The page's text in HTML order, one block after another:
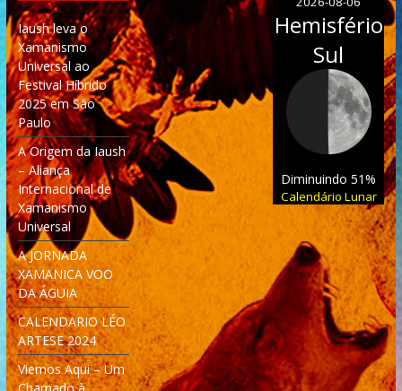
Iaush leva o
Xamanismo
Universal ao
Festival Híbrido
2025 em São
Paulo
A Origem da Iaush
– Aliança
Internacional de
Xamanismo
Universal
A JORNADA
XAMANICA VOO
DA ÁGUIA
CALENDARIO LÉO
ARTESE 2024
Viemos Aqui – Um
Hemisfério
Sul
Diminuindo 51%
Calendário Lunar